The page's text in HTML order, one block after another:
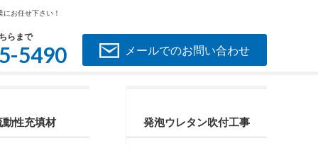
お任せ下さい！
らまで
5490 メールでのお問い合わせ
動性充填材 発泡ウレタン吹付工事